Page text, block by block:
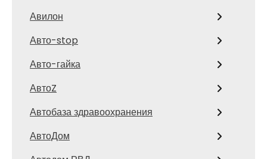
Авилон
Авто-stop
Авто-гайка
АвтоZ
Автобаза здравоохранения
АвтоДом